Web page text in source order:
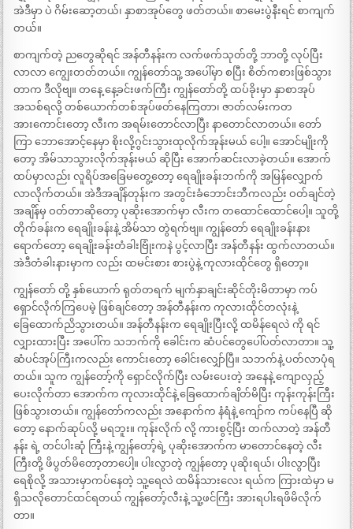
အဲဒီမှာ ပဲ ဂိမ်းဆော့တယ်၊ နှာစာအုပ်တွေ ဖတ်တယ်။ စာမေးပွဲနီးရင် စာကျက်
တယ်။
စာကျက်တဲ့ ညတွေဆိုရင် အန်တီနန်းက လက်ဖက်သုတ်တို့ ဘာတို့ လုပ်ပြီး
လာလာ ကျွေးတတ်တယ်။ ကျွန်တော်သူ့ အပေါ်မှာ စပြီး စိတ်ကစားဖြစ်သွား
တာက ဒီလိုဗျ။ တနေ့ နေ့ခင်းဖက်ကြီး ကျွန်တော်တို့ ထပ်ခိုးမှာ နှာစာအုပ်
အသစ်ရလို့ တစ်ယောက်တစ်အုပ်ဖတ်နေကြတာ၊ ဇာတ်လမ်းကတ
အားကောင်းတော့ လီးက အရမ်းတောင်လာပြီး နာတောင်လာတယ်။ တော်
ကြာ ဘောအောင့်နေမှာ စိုးလို့ဂွင်းသွားထုလိုက်အုန်းမယ် ပေါ့။ အောင်မျိုးကို
တော့ အိမ်သာသွားလိုက်အုန်းမယ် ဆိုပြီး အောက်ဆင်းလာခဲ့တယ်။ အောက်
ထပ်မှာလည်း လူရိပ်အခြေမတွေ့တော့ ရေချိုးခန်းဘက်ကို အမြန်လျှောက်
လာလိုက်တယ်။ အဲဒီအချိန်တုန်းက အတွင်းခံဘောင်းဘီကလည်း ဝတ်ချင်တဲ့
အချိန်မှ ဝတ်တာဆိုတော့ ပုဆိုးအောက်မှာ လီးက တထောင်ထောင်ပေါ့။ သူတို့
တိုက်ခန်းက ရေချိုးခန်းနဲ့ အိမ်သာ တွဲရက်ဗျ။ ကျွန်တော် ရေချိုးခန်းနား
ရောက်တော့ ရေချိုးခန်းတံခါးဗြုံးကနဲ ပွင့်လာပြီး အန်တီနန်း ထွက်လာတယ်။
အဲဒီတံခါးနားမှာက လည်း ထမင်းစား စားပွဲနဲ့ ကုလားထိုင်တွေ ရှိတော့။
ကျွန်တော် တို့ နှစ်ယောက် ရုတ်တရက် မျက်နှာချင်းဆိုင်တိုးမိတာမှာ ကပ်
ရှောင်လိုက်ကြပေမဲ့ ဖြစ်ချင်တော့ အန်တီနန်းက ကုလားထိုင်တလုံးနဲ့
ခြေထောက်ညိသွားတယ်။ အန်တီနန်းက ရေချိုးပြီးလို့ ထမိန်ရေလဲ ကို ရင်
လျှားထားပြီး အပေါ်က သဘက်ကို ခေါင်းက ဆံပင်တွေပေါ်ပတ်လာတာ။ သူ့
ဆံပင်အုပ်ကြီးကလည်း ကောင်းတော့ ခေါင်းလျှော်ပြီ။ သဘက်နဲ့ ပတ်လာပုံရ
တယ်။ သူက ကျွန်တော့်ကို ရှောင်လိုက်ပြီး လမ်းပေးတဲ့ အနေနဲ့ ကျောလှည့်
ပေးလိုက်တာ အောက်က ကုလားထိုင်နဲ့ ခြေထောက်ချိတ်မိပြီး ကုန်းကုန်းကြီး
ဖြစ်သွားတယ်။ ကျွန်တော်ကလည်း အနောက်က နံရံနဲ့ ကျော်က ကပ်နေပြီ ဆို
တော့ နောက်ဆုပ်လို့ မရဘူး။ ကုန်းလိုက် လို့ ကားစွင့်ပြီး တက်လာတဲ့ အန်တီ
နန်း ရဲ့ တင်ပါးဆုံ ကြီးနဲ့ ကျွန်တော့်ရဲ့ ပုဆိုးအောက်က မာတောင်နေတဲ့ လီး
ကြီးတို့ ဖိပွတ်မိတော့တာပေါ့။ ပါးလွာတဲ့ ကျွန်တော့ ပုဆိုးရယ်၊ ပါးလွာပြီး
ရေစိုလို့ အသားမှာကပ်နေတဲ့ သူ့ရေလဲ ထမိန်သားလေး ရယ်က ကြားထဲမှာ မ
ရှိသလိုတောင်ထင်ရတယ် ကျွန်တော့်လီးနဲ့ သူ့ဖင်ကြီး အားရပါးရဖိမိလိုက်
တာ။